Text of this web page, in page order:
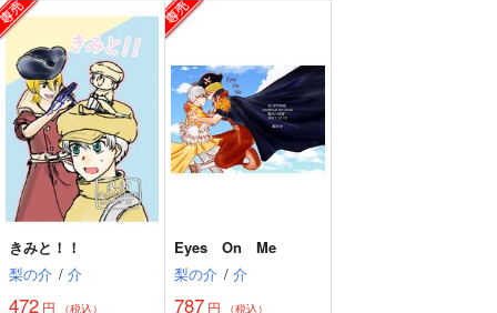
きみと！！
梨の介 / 介
472 円 （税込）
Eyes On Me
梨の介 / 介
787 円 （税込）